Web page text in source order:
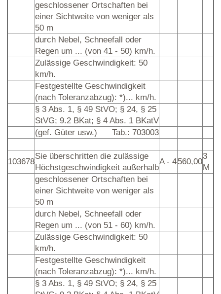
geschlossener Ortschaften bei
einer Sichtweite von weniger als
50 m
durch Nebel, Schneefall oder
Regen um ... (von 41 - 50) km/h.
Zulässige Geschwindigkeit: 50
km/h.
Festgestellte Geschwindigkeit
(nach Toleranzabzug): *)... km/h.
§ 3 Abs. 1, § 49 StVO; § 24, § 25
StVG; 9.2 BKat; § 4 Abs. 1 BKatV
(gef. Güter usw.) Tab.: 703003
103678
Sie überschritten die zulässige
Höchstgeschwindigkeit außerhalb
A - 4560,00
3
M
geschlossener Ortschaften bei
einer Sichtweite von weniger als
50 m
durch Nebel, Schneefall oder
Regen um ... (von 51 - 60) km/h.
Zulässige Geschwindigkeit: 50
km/h.
Festgestellte Geschwindigkeit
(nach Toleranzabzug): *)... km/h.
§ 3 Abs. 1, § 49 StVO; § 24, § 25